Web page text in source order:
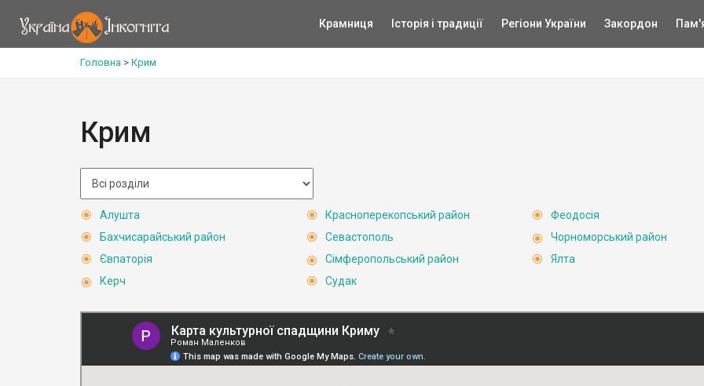
Крамниця Історія і традиції Регіони України Закордон
Головна > Крим
Крим
Алушта
Бахчисарайський район
Євпаторія
Керч
Красноперекопський район
Севастополь
Сімферопольський район
Судак
Феодосія
Чорноморський район
Ялта